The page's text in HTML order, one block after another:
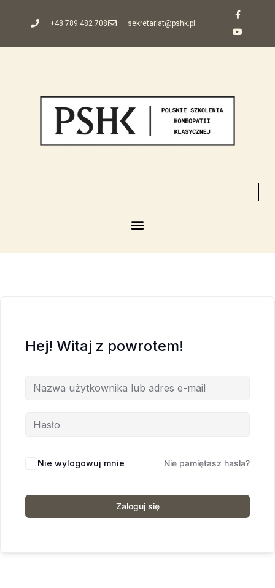
+48 789 482 708 sekretariat@pshk.pl
Hej! Witaj z powrotem!
Nie wylogowuj mnie Nie pamiętasz hasła?
Zaloguj się